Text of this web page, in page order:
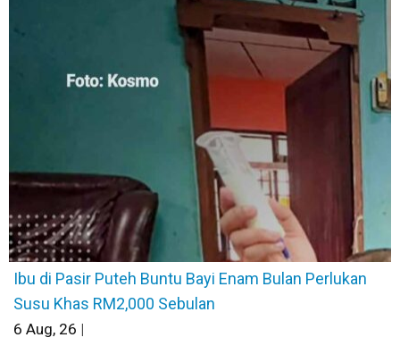
Ibu di Pasir Puteh Buntu Bayi Enam Bulan Perlukan
Susu Khas RM2,000 Sebulan
6 Aug, 26 |